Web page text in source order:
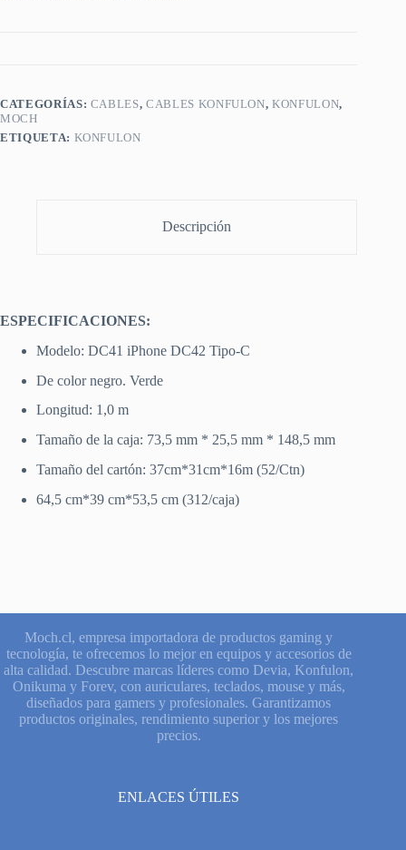
CATEGORÍAS: CABLES,CABLES KONFULON,KONFULON,
MOCH
ETIQUETA: KONFULON
Descripción
ESPECIFICACIONES:
Modelo: DC41 iPhone DC42 Tipo-C
De color negro. Verde
Longitud: 1,0 m
Tamaño de la caja: 73,5 mm * 25,5 mm * 148,5 mm
Tamaño del cartón: 37cm*31cm*16m (52/Ctn)
64,5 cm*39 cm*53,5 cm (312/caja)
Moch.cl, empresa importadora de productos gaming y
tecnología, te ofrecemos lo mejor en equipos y accesorios de
alta calidad. Descubre marcas líderes como Devia, Konfulon,
Onikuma y Forev, con auriculares, teclados, mouse y más,
diseñados para gamers y profesionales. Garantizamos
productos originales, rendimiento superior y los mejores
precios.
ENLACES ÚTILES